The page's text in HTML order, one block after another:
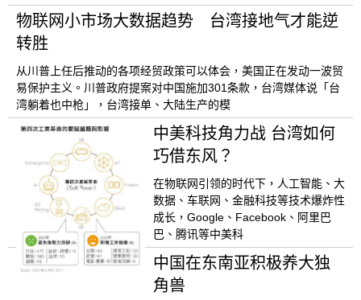
物联网小市场大数据趋势 台湾接地气才能逆
转胜
从川普上任后推动的各项经贸政策可以体会，美国正在发动一波贸
易保护主义。川普政府提案对中国施加301条款，台湾媒体说「台
湾躺着也中枪」，台湾接单、大陆生产的模
中美科技角力战 台湾如何
巧借东风？
在物联网引领的时代下，人工智能、大
数据、车联网、金融科技等技术爆炸性
成长，Google、Facebook、阿里巴
巴、腾讯等中美科
中国在东南亚积极养大独
角兽